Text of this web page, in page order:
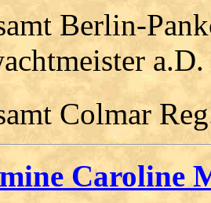
Berlin-
a.D.
Colmar
Caroline